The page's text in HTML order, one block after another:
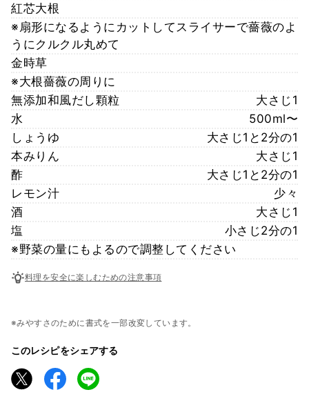
紅芯大根
※扇形になるようにカットしてスライサーで薔薇のよ
うにクルクル丸めて
金時草
※大根薔薇の周りに
無添加和風だし顆粒
大さじ1
水
500ml〜
しょうゆ
大さじ1と2分の1
本みりん
大さじ1
酢
大さじ1と2分の1
レモン汁
少々
酒
大さじ1
塩
小さじ2分の1
※野菜の量にもよるので調整してください
料理を安全に楽しむための注意事項
※みやすさのために書式を一部改変しています。
このレシピをシェアする